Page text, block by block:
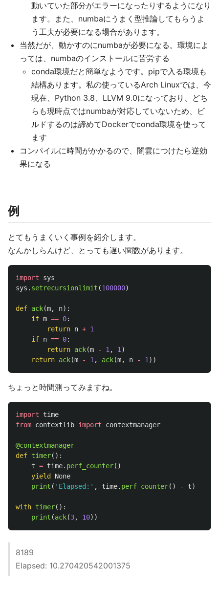
動いていた部分がエラーになったりするようになり
ます。また、numbaにうまく型推論してもらうよ
う工夫が必要になる場合があります。
当然だが、動かすのにnumbaが必要になる。環境によ
っては、numbaのインストールに苦労する
conda環境だと簡単なようです。pipで入る環境も
結構あります。私の使っているArch Linuxでは、今
現在、Python 3.8、LLVM 9.0になっており、どち
らも現時点ではnumbaが対応していないため、ビ
ルドするのは諦めてDockerでconda環境を使って
ます
コンパイルに時間がかかるので、闇雲につけたら逆効
果になる
例
とてもうまくいく事例を紹介します。
なんかしらんけど、とっても遅い関数があります。
import
sys
sys . setrecursionlimit (100000)
def ack(m, n):
if m == 0:
return n + 1
if n == 0:
return ack(m - 1 , 1 )
return ack(m - 1 , ack(m, n - 1 ))
ちょっと時間測ってみますね。
import
time
from contextlib import contextmanager
@contextmanager
def timer():
t = time. perf_counter()
yield
None
print ( ' Elapsed: ' , time. perf_counter() - t)
with timer():
print (ack(3, 10))
8189
Elapsed: 10.270420542001375